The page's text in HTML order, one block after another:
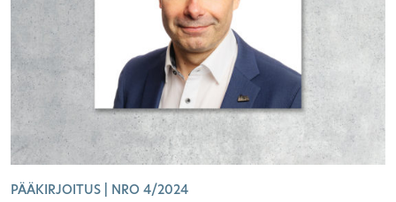
PÄÄKIRJOITUS | NRO 4/2024